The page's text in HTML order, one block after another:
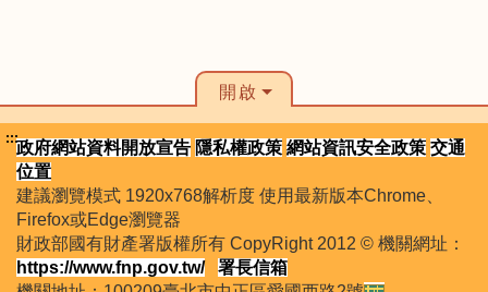
開啟
:::政府網站資料開放宣告 隱私權政策 網站資訊安全政策 交通
位置
建議瀏覽模式 1920x768解析度 使用最新版本Chrome、
Firefox或Edge瀏覽器
財政部國有財產署版權所有 CopyRight 2012 © 機關網址：
https://www.fnp.gov.tw/
署長信箱